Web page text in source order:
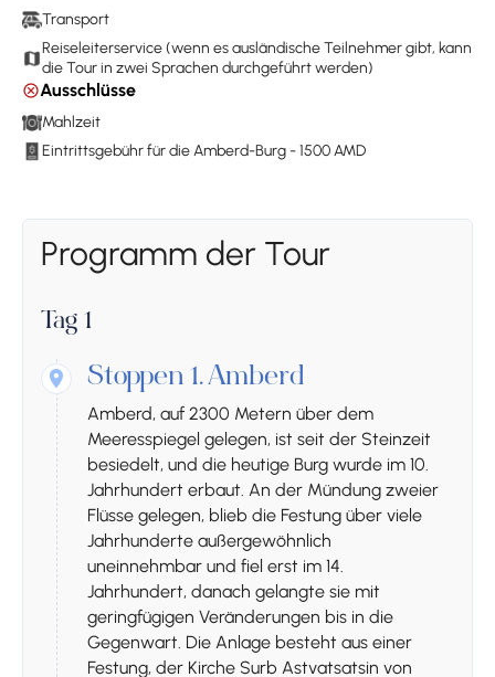
Transport
Reiseleiterservice (wenn es ausländische Teilnehmer gibt, kann
die Tour in zwei Sprachen durchgeführt werden)
Ausschlüsse
Mahlzeit
Eintrittsgebühr für die Amberd-Burg - 1500 AMD
Programm der Tour
Tag 1
Stoppen 1.Amberd
Amberd, auf 2300 Metern über dem
Meeresspiegel gelegen, ist seit der Steinzeit
besiedelt, und die heutige Burg wurde im 10.
Jahrhundert erbaut. An der Mündung zweier
Flüsse gelegen, blieb die Festung über viele
Jahrhunderte außergewöhnlich
uneinnehmbar und fiel erst im 14.
Jahrhundert, danach gelangte sie mit
geringfügigen Veränderungen bis in die
Gegenwart. Die Anlage besteht aus einer
Festung, der Kirche Surb Astvatsatsin von